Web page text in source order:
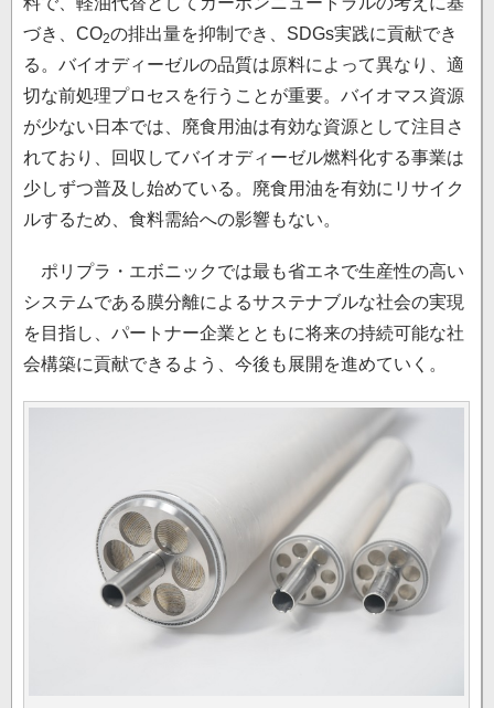
づき、CO2の排出量を抑制でき、SDGs実践に貢献でき
る。バイオディーゼルの品質は原料によって異なり、適
切な前処理プロセスを行うことが重要。バイオマス資源
が少ない日本では、廃食用油は有効な資源として注目さ
れており、回収してバイオディーゼル燃料化する事業は
少しずつ普及し始めている。廃食用油を有効にリサイク
ルするため、食料需給への影響もない。
ポリプラ・エボニックでは最も省エネで生産性の高い
システムである膜分離によるサステナブルな社会の実現
を目指し、パートナー企業とともに将来の持続可能な社
会構築に貢献できるよう、今後も展開を進めていく。